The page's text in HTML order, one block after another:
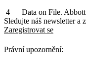
Data on File.
Sledujte náš newsletter a
Zaregistrovat se
Právní upozornění: